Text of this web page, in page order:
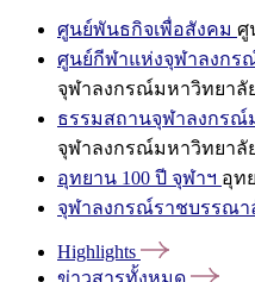
ศูนย์พันธกิจเพื่อสังคม ศู
ศูนย์กีฬาแห่งจุฬาลงกร
จุฬาลงกรณ์มหาวิทยาลั
ธรรมสถานจุฬาลงกรณ์
จุฬาลงกรณ์มหาวิทยาลั
อุทยาน 100 ปี จุฬาฯ อุท
จุฬาลงกรณ์ราชบรรณา
Highlights
ข่าวสารทั้งหมด